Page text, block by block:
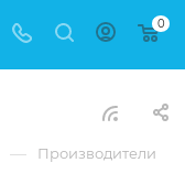
0
— Производители